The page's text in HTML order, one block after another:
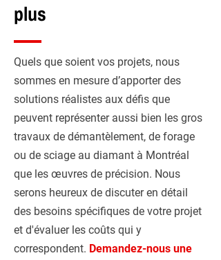
plus
Quels que soient vos projets, nous
sommes en mesure d’apporter des
solutions réalistes aux défis que
peuvent représenter aussi bien les gros
travaux de démantèlement, de forage
ou de sciage au diamant à Montréal
que les œuvres de précision. Nous
serons heureux de discuter en détail
des besoins spécifiques de votre projet
et d'évaluer les coûts qui y
correspondent. Demandez-nous une